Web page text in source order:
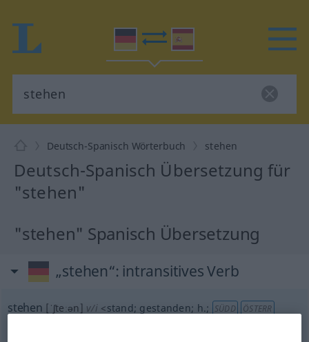
Deutsch-Spanisch Wörterbuch stehen
Deutsch-Spanisch Übersetzung für
"stehen"
"stehen" Spanisch Übersetzung
„stehen“: intransitives Verb
stehen [ˈʃteːən] v/i <stand; gestanden; h.; SÜDD
ÖSTERR